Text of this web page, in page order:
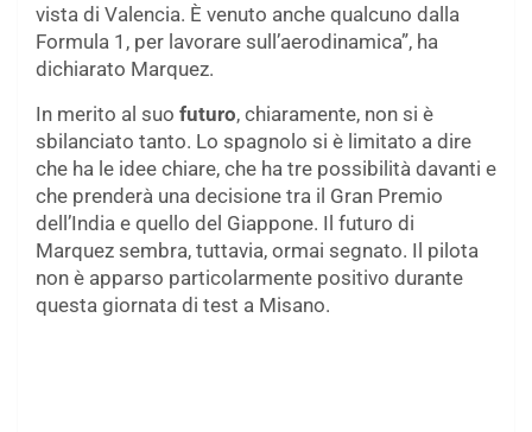
vista di Valencia. È venuto anche qualcuno dalla
Formula 1, per lavorare sull’aerodinamica”, ha
dichiarato Marquez.
In merito al suo futuro, chiaramente, non si è
sbilanciato tanto. Lo spagnolo si è limitato a dire
che ha le idee chiare, che ha tre possibilità davanti e
che prenderà una decisione tra il Gran Premio
dell’India e quello del Giappone. Il futuro di
Marquez sembra, tuttavia, ormai segnato. Il pilota
non è apparso particolarmente positivo durante
questa giornata di test a Misano.